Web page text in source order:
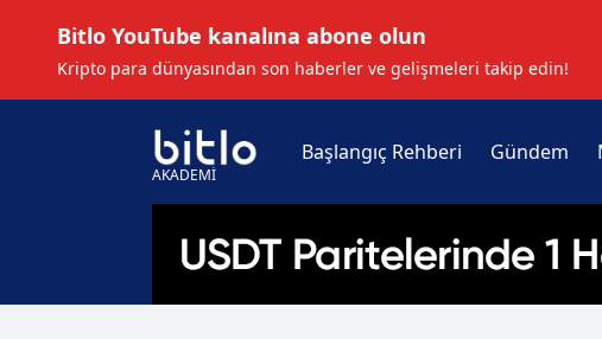
Bitlo YouTube kanalına abone olun
Kripto para dünyasından son haberler ve gelişmeleri takip edin!
AKADEMİ
Başlangıç Rehberi Gündem